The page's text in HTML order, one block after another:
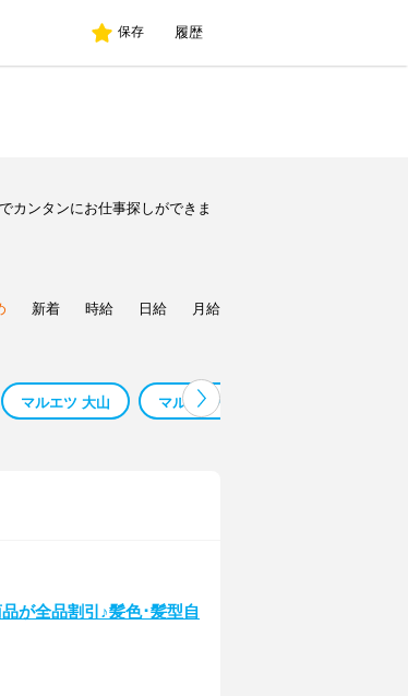
保存 履歴
カンタンにお仕事探しができま
新着 時給 日給 月給
マルエツ 大山 マルエツバイト
が全品割引♪髪色･髪型自